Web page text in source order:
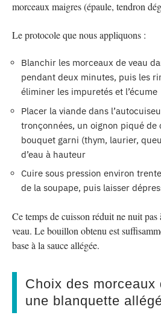
morceaux maigres (épaule, tendron
Le protocole que nous appliquons :
Blanchir les morceaux de veau
pendant deux minutes, puis les
éliminer les impuretés et l’écume
Placer la viande dans
tronçonnées, un oignon piqué de
bouquet garni (thym, laurier,
d’eau à hauteur
Cuire sous pression environ
de la soupape, puis laisser
Ce temps de cuisson réduit ne nuit
veau. Le bouillon obtenu est
base à la sauce allégée.
Choix des morceaux
une blanquette